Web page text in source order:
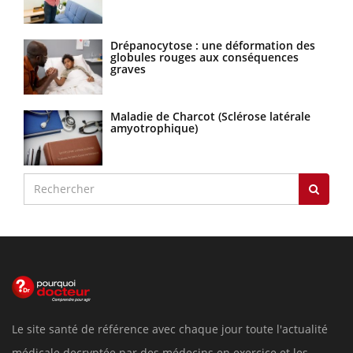
Drépanocytose : une déformation des
globules rouges aux conséquences
graves
Maladie de Charcot (Sclérose latérale
amyotrophique)
Le site santé de référence avec chaque jour toute l'actualité